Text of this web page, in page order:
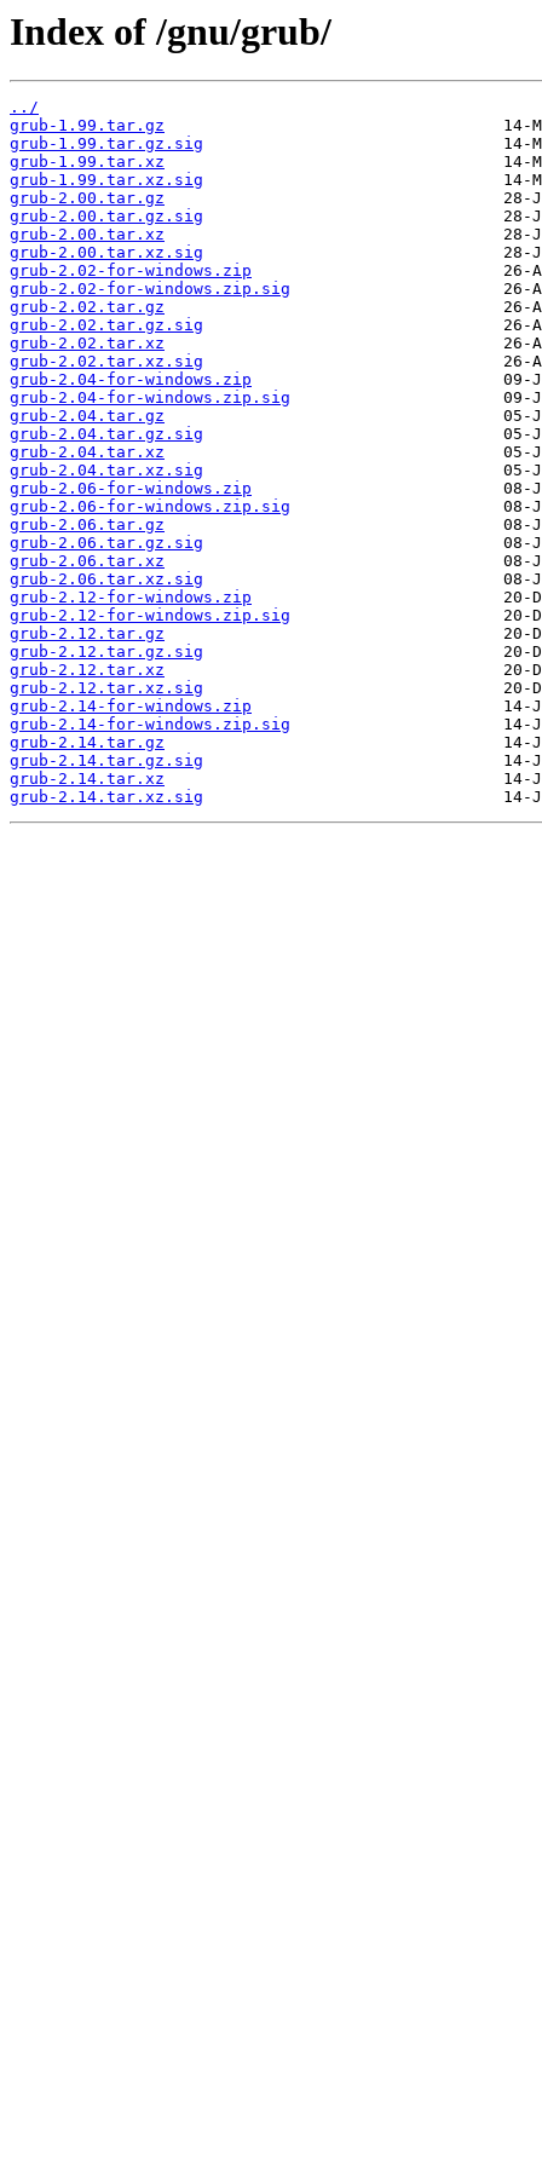
Index of /gnu/grub/
../
grub-1.99.tar.gz
grub-1.99.tar.gz.sig
grub-1.99.tar.xz
grub-1.99.tar.xz.sig
grub-2.00.tar.gz
grub-2.00.tar.gz.sig
grub-2.00.tar.xz
grub-2.00.tar.xz.sig
grub-2.02-for-windows.zip
grub-2.02-for-windows.zip.sig
grub-2.02.tar.gz
grub-2.02.tar.gz.sig
grub-2.02.tar.xz
grub-2.02.tar.xz.sig
grub-2.04-for-windows.zip
grub-2.04-for-windows.zip.sig
grub-2.04.tar.gz
grub-2.04.tar.gz.sig
grub-2.04.tar.xz
grub-2.04.tar.xz.sig
grub-2.06-for-windows.zip
grub-2.06-for-windows.zip.sig
grub-2.06.tar.gz
grub-2.06.tar.gz.sig
grub-2.06.tar.xz
grub-2.06.tar.xz.sig
grub-2.12-for-windows.zip
grub-2.12-for-windows.zip.sig
grub-2.12.tar.gz
grub-2.12.tar.gz.sig
grub-2.12.tar.xz
grub-2.12.tar.xz.sig
grub-2.14-for-windows.zip
grub-2.14-for-windows.zip.sig
grub-2.14.tar.gz
grub-2.14.tar.gz.sig
grub-2.14.tar.xz
grub-2.14.tar.xz.sig